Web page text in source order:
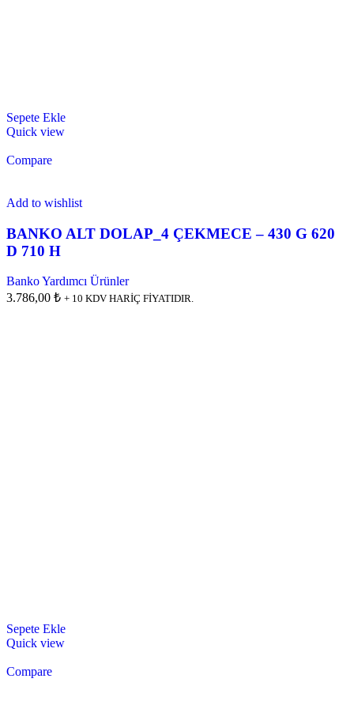
Sepete Ekle
Quick view
Compare
Add to wishlist
BANKO ALT DOLAP_4 ÇEKMECE – 430 G 620
D 710 H
Banko Yardımcı Ürünler
3.786,00 ₺ + 10 KDV HARİÇ FİYATIDIR.
Sepete Ekle
Quick view
Compare